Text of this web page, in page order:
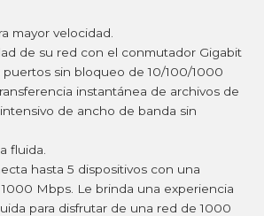
mayor velocidad.
de su red con el conmutador Gigabit
puertos sin bloqueo de 10/100/1000
instantánea de archivos de
de ancho de banda sin
fluida.
hasta 5 dispositivos con una
Mbps. Le brinda una experiencia
para disfrutar de una red de 1000